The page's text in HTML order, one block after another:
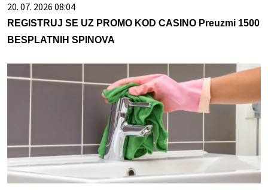
20. 07. 2026 08:04
REGISTRUJ SE UZ PROMO KOD CASINO Preuzmi 1500
BESPLATNIH SPINOVA